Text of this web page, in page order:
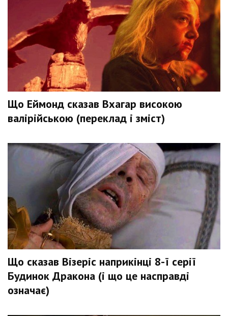
Що Еймонд сказав Вхагар високою
валірійською (переклад і зміст)
Що сказав Візеріс наприкінці 8-ї серії
Будинок Дракона (і що це насправді
означає)